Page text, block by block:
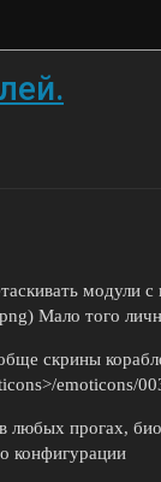
модули
Мало того
скрины
emoticons/
прогах,
конфигурации